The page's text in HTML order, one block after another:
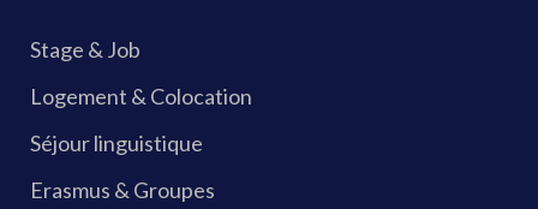
Stage & Job
Logement & Colocation
Séjour linguistique
Erasmus & Groupes